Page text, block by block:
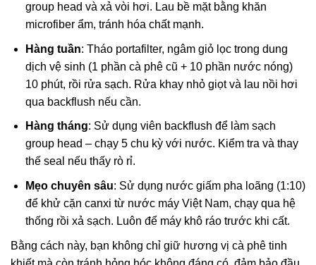
group head và xả vòi hơi. Lau bề mặt bằng khăn
microfiber ẩm, tránh hóa chất mạnh.
Hàng tuần: Tháo portafilter, ngâm giỏ lọc trong dung
dịch vệ sinh (1 phần cà phê cũ + 10 phần nước nóng)
10 phút, rồi rửa sạch. Rửa khay nhỏ giọt và lau nồi hơi
qua backflush nếu cần.
Hàng tháng: Sử dụng viên backflush để làm sạch
group head – chạy 5 chu kỳ với nước. Kiểm tra và thay
thế seal nếu thấy rò rỉ.
Mẹo chuyên sâu: Sử dụng nước giấm pha loãng (1:10)
để khử cặn canxi từ nước máy Việt Nam, chạy qua hệ
thống rồi xả sạch. Luôn để máy khô ráo trước khi cất.
Bằng cách này, bạn không chỉ giữ hương vị cà phê tinh